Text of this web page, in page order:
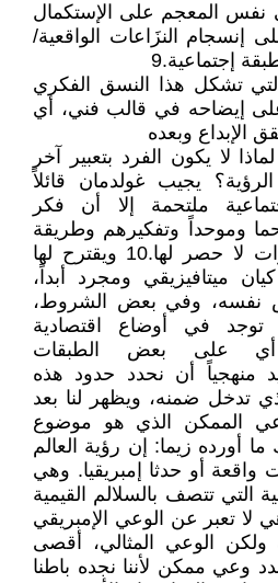
نفس المعجم على الإستكمال
إنسجام النزَاعات الواقعية/
إجتماعية.9
تشكل هذا النسق الفكري
إيضاحه في قالب فني، أي
الإبداع وبعده
لا يكون الفرد بتعبير آخر
يجيب غولدمان قائلاً
ملتحمة إلا أن فكر
وموحداً وتفكيرهم وطريقة
إحساسهم يخضعان لتأثيرات لا حصر لها.10 ويقترح لها
ميتافيزيقي ومجرد أبداً،
نفسه، وفي بعض الشروط،
في أوضاع اقتصادية
أي على بعض الطبقات
ومن المفيد منهجياً أن نحدد حدود هذه
تدخل ضمنه، ويظهر لنا بعد
الممكن الذي هو موضوع
ما أورده زيما: إن رؤية العالم
واقعة أو حدثا إمبريقيا. وهي
التي تتصف بالسلالم القيمية
لا تعبر عن الوعي الإمبريقي
ولكن الوعي المثالي، أقصى
وعي ممكن لأننا نجده باطنا